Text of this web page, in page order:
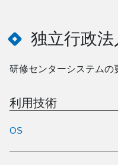
独立行政
研修センターシステムの
利用技術
OS